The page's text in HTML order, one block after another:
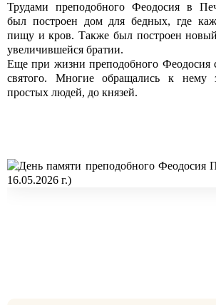
Трудами преподобного Феодосия в
был построен дом для бедных, где
пищу и кров. Также был построен
увеличившейся братии.
Еще при жизни преподобного Феодосия
святого. Многие обращались к
простых людей, до князей.